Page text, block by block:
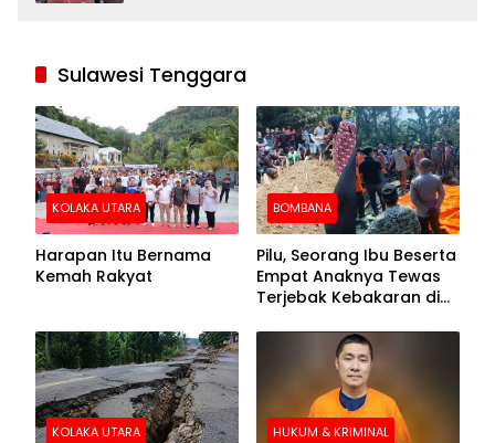
Sulawesi Tenggara
KOLAKA UTARA
Harapan Itu Bernama
Kemah Rakyat
BOMBANA
Pilu, Seorang Ibu Beserta
Empat Anaknya Tewas
Terjebak Kebakaran di
KOLAKA UTARA HUKUM & KRIMINAL